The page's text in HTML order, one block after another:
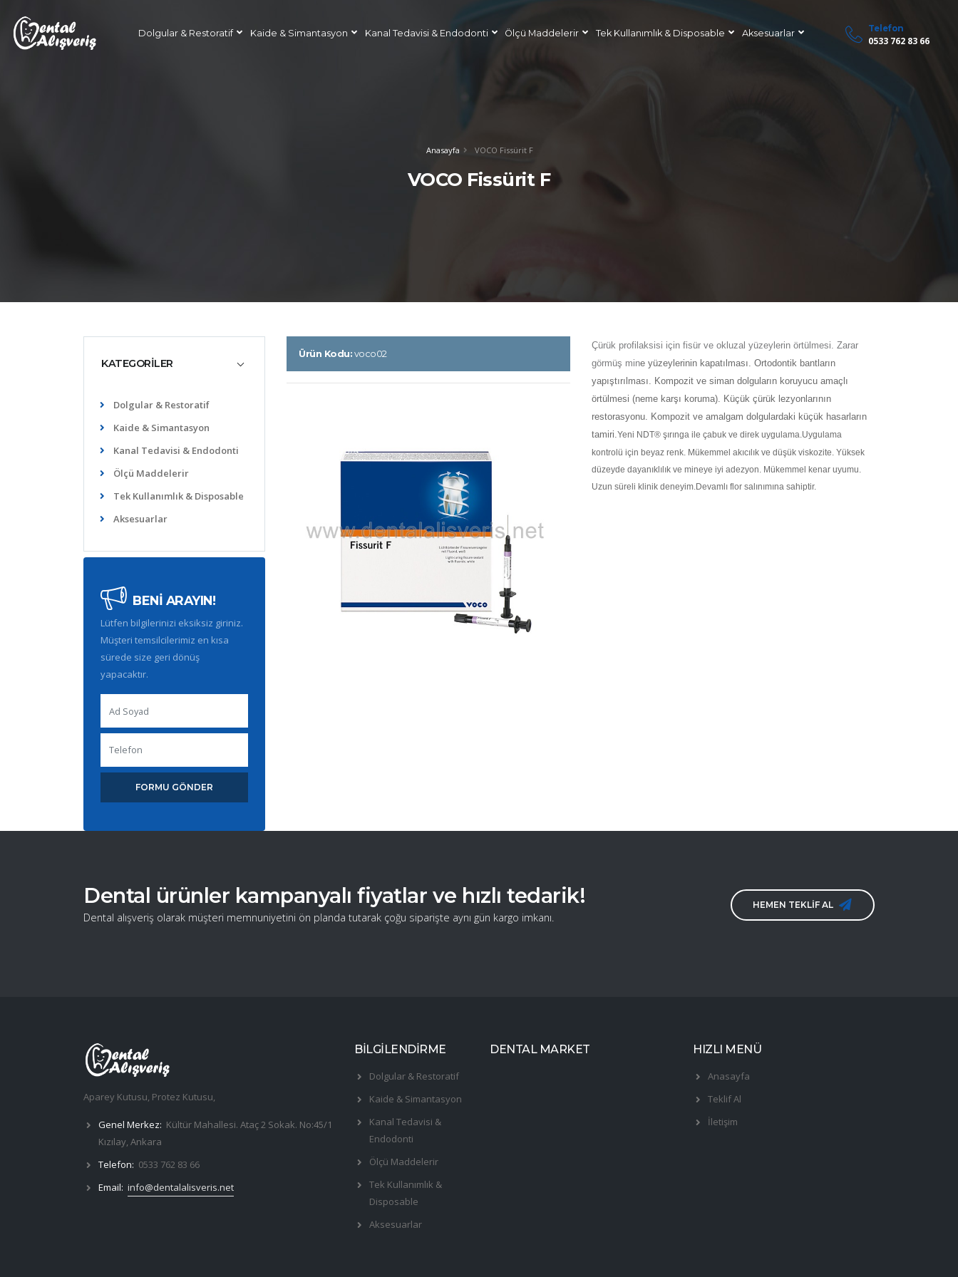
Dolgular & Restoratif Kaide & Simantasyon Kanal Tedavisi & Endodonti Ölçü Maddelerir Tek Kullanımlık & Disposable Aksesuarlar Telefon
0533 762 83 66
Anasayfa VOCO Fissürit F
VOCO Fissürit F
KATEGORİLER
Dolgular & Restoratif
Kaide & Simantasyon
Kanal Tedavisi & Endodonti
Ölçü Maddelerir
Tek Kullanımlık & Disposable
Aksesuarlar
BENİ ARAYIN!
Lütfen bilgilerinizi eksiksiz giriniz.
Müşteri temsilcilerimiz en kısa
sürede size geri dönüş
yapacaktır.
FORMU GÖNDER
Ürün Kodu: voco02
Çürük profilaksisi için fisür ve okluzal yüzeylerin örtülmesi. Zarar
görmüş mine yüzeylerinin kapatılması. Ortodontik bantların
yapıştırılması. Kompozit ve siman dolguların koruyucu amaçlı
örtülmesi (neme karşı koruma). Küçük çürük lezyonlarının
restorasyonu. Kompozit ve amalgam dolgulardaki küçük hasarların
tamiri.Yeni NDT® şırınga ile çabuk ve direk uygulama.Uygulama
kontrolü için beyaz renk. Mükemmel akıcılık ve düşük viskozite. Yüksek
düzeyde dayanıklılık ve mineye iyi adezyon. Mükemmel kenar uyumu.
Uzun süreli klinik deneyim.Devamlı flor salınımına sahiptir.
Dental ürünler kampanyalı fiyatlar ve hızlı tedarik!
Dental alışveriş olarak müşteri memnuniyetini ön planda tutarak çoğu siparişte aynı gün kargo imkanı.
HEMEN TEKLİF AL
Aparey Kutusu, Protez Kutusu,
Genel Merkez: Kültür Mahallesi. Ataç 2 Sokak. No:45/1
Kızılay, Ankara
Telefon: 0533 762 83 66
Email: info@dentalalisveris.net
BİLGİLENDİRME
Dolgular & Restoratif
Kaide & Simantasyon
Kanal Tedavisi &
Endodonti
Ölçü Maddelerir
Tek Kullanımlık &
Disposable
Aksesuarlar
DENTAL MARKET HIZLI MENÜ
Anasayfa
Teklif Al
İletişim